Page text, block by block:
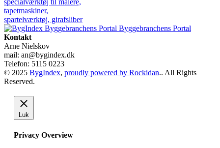
Byggebranchens Portal
Kontakt
Arne Nielskov
mail: an@bygindex.dk
Telefon: 5115 0223
© 2025 BygIndex, proudly powered by Rockidan.. All Rights
Reserved.
Luk
Privacy Overview